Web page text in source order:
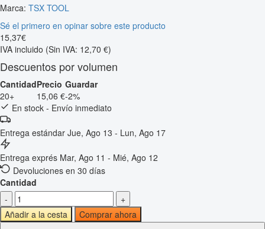
Marca: TSX TOOL
Sé el primero en opinar sobre este producto
15,37€
IVA incluido (Sin IVA: 12,70 €)
Descuentos por volumen
CantidadPrecio Guardar
20+
15,06 €-2%
En stock - Envío inmediato
Entrega estándar Jue, Ago 13 - Lun, Ago 17
Entrega exprés Mar, Ago 11 - Mié, Ago 12
Devoluciones en 30 días
Cantidad
-
+
Añadir a la cesta
Comprar ahora